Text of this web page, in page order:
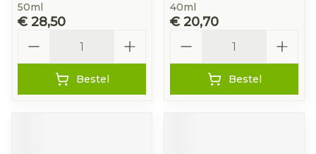
50ml
€ 28,50
Bestel
40ml
€ 20,70
Bestel